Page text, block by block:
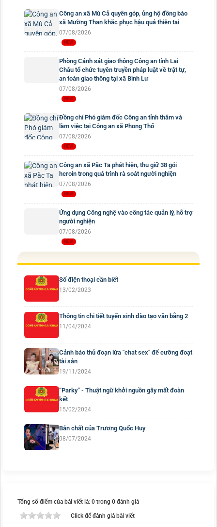
Công an xã Mù Cả quyên góp, ủng hộ đồng bào
xã Mường Than khắc phục hậu quả thiên tai
07/08/2026
Phòng Cảnh sát giao thông Công an tỉnh Lai
Châu tổ chức tuyên truyền pháp luật về trật tự,
an toàn giao thông tại xã Bình Lư
07/08/2026
Đồng chí Phó giám đốc Công an tỉnh thăm và
làm việc tại Công an xã Phong Thổ
07/08/2026
Công an xã Pắc Ta phát hiện, thu giữ 38 gói
heroin trong quá trình rà soát người nghiện
07/08/2026
Ứng dụng Công nghệ vào công tác quản lý, hỗ trợ
người nghiện
07/08/2026
Số điện thoại cần biết
13/02/2023
Thông tin chi tiết tuyển sinh đào tạo văn bằng 2
11/04/2024
Cảnh báo thủ đoạn lừa "chat sex" để cưỡng đoạt
tài sản
19/11/2024
“Parky” - Thuật ngữ khởi nguồn gây mất đoàn
kết
15/02/2024
Bản chất của Trương Quốc Huy
08/07/2024
Tổng số điểm của bài viết là: 0 trong 0 đánh giá
Click để đánh giá bài viết